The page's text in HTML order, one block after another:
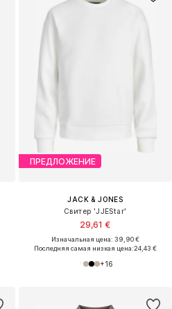
ПРЕДЛОЖЕНИЕ
JACK & JONES
Свитер 'JJEStar'
29,61 €
Изначальная цена: 39,90 €
Последняя самая низкая цена:24,43 €
+16